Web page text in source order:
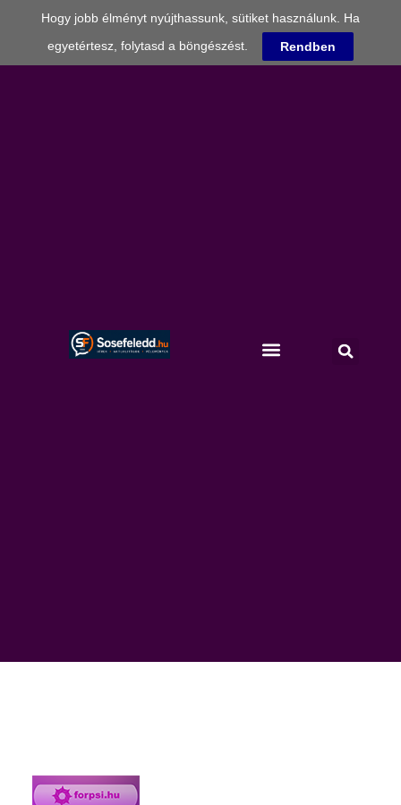
Hogy jobb élményt nyújthassunk, sütiket használunk. Ha
egyetértesz, folytasd a böngészést.
Rendben